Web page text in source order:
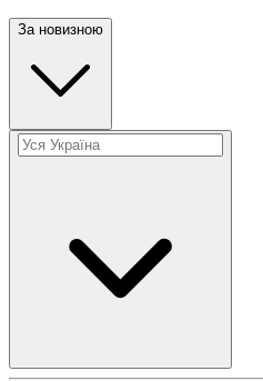
За новизною